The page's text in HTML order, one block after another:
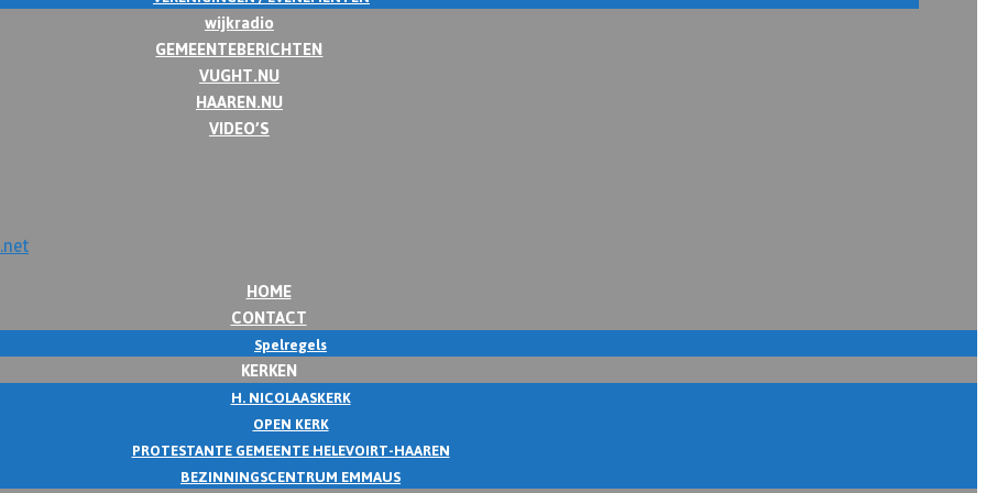
wijkradio
GEMEENTEBERICHTEN
VUGHT.NU
HAAREN.NU
VIDEO’S
HOME
CONTACT
Spelregels
KERKEN
H. NICOLAASKERK
OPEN KERK
PROTESTANTE GEMEENTE HELEVOIRT-HAAREN
BEZINNINGSCENTRUM EMMAUS